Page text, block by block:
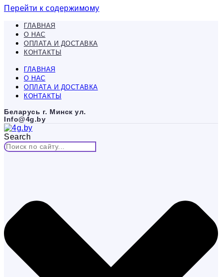
Перейти к содержимому
ГЛАВНАЯ
О НАС
ОПЛАТА И ДОСТАВКА
КОНТАКТЫ
ГЛАВНАЯ
О НАС
ОПЛАТА И ДОСТАВКА
КОНТАКТЫ
Беларусь г. Минск ул.
Info@4g.by
Search